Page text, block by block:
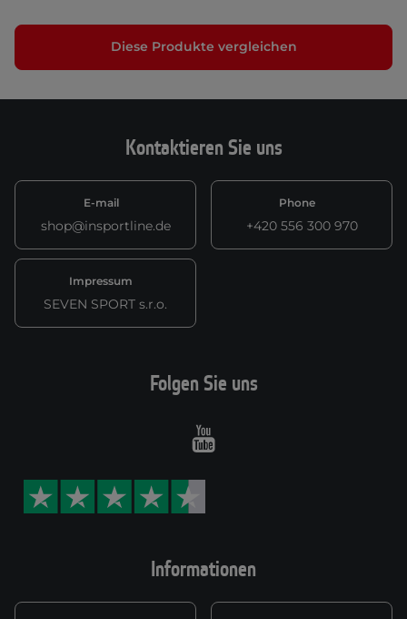
Diese Produkte vergleichen
Kontaktieren Sie uns
E-mail
shop@insportline.de
Phone
+420 556 300 970
Impressum
SEVEN SPORT s.r.o.
Informationen
Folgen Sie uns
Youtube